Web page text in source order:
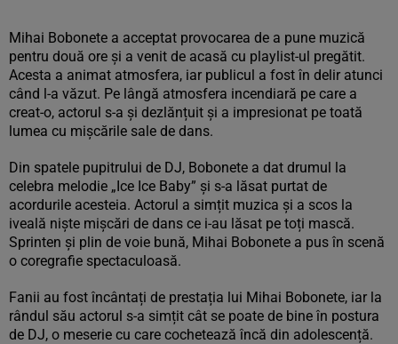
Mihai Bobonete a acceptat provocarea de a pune muzică
pentru două ore și a venit de acasă cu playlist-ul pregătit.
Acesta a animat atmosfera, iar publicul a fost în delir atunci
când l-a văzut. Pe lângă atmosfera incendiară pe care a
creat-o, actorul s-a și dezlănțuit și a impresionat pe toată
lumea cu mișcările sale de dans.
Din spatele pupitrului de DJ, Bobonete a dat drumul la
celebra melodie „Ice Ice Baby” și s-a lăsat purtat de
acordurile acesteia. Actorul a simțit muzica și a scos la
iveală niște mișcări de dans ce i-au lăsat pe toți mască.
Sprinten și plin de voie bună, Mihai Bobonete a pus în scenă
o coregrafie spectaculoasă.
Fanii au fost încântați de prestația lui Mihai Bobonete, iar la
rândul său actorul s-a simțit cât se poate de bine în postura
de DJ, o meserie cu care cochetează încă din adolescență.